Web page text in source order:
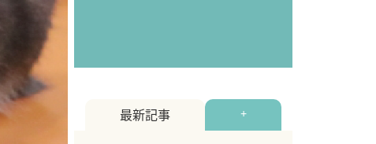
最新記事 +